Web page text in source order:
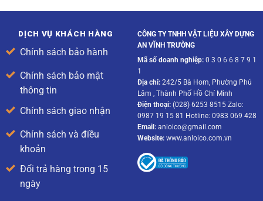
DỊCH VỤ KHÁCH HÀNG
Chính sách bảo hành
Chính sách bảo mật
thông tin
Chính sách giao nhận
Chính sách và điều
khoản
Đổi trả hàng trong 15
ngày
CÔNG TY TNHH VẬT LIỆU XÂY DỰNG
AN VĨNH TRƯỜNG
Mã số doanh nghiệp:0 3 0 6 6 8 7 9 1
1
Địa chỉ:242/5 Bà Hom, Phường Phú
Lâm , Thành Phố Hồ Chí Minh
Điện thoại:(028) 6253 8515 Zalo:
0987 19 15 81 Hotline: 0983 069 428
Email:anloico@gmail.com
Website:www.anloico.com.vn